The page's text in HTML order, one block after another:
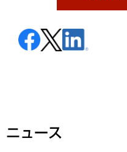
ニュース